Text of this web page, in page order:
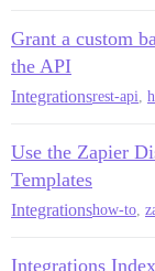
Grant a custom
the API
Integrationsrest-api,
Use the Zapier
Templates
Integrationshow-to,
Integrations Index